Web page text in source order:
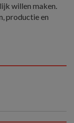
willen maken.
productie en